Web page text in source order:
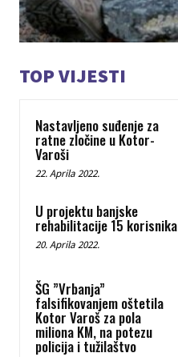
TOP VIJESTI
Nastavljeno suđenje za
ratne zločine u Kotor-
Varoši
22. Aprila 2022.
U projektu banjske
rehabilitacije 15 korisnika
20. Aprila 2022.
ŠG ”Vrbanja”
falsifikovanjem oštetila
Kotor Varoš za pola
miliona KM, na potezu
policija i tužilaštvo